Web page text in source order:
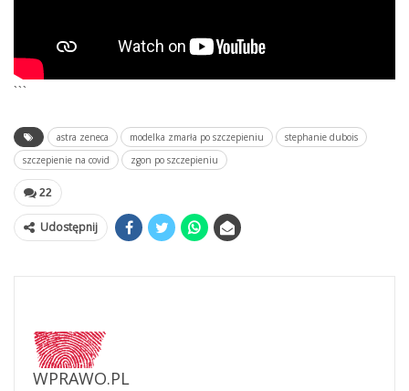
```
astra zeneca modelka zmarła po szczepieniu
stephanie dubois
szczepienie na covid
zgon po szczepieniu
22
Udostępnij
WPRAWO.PL